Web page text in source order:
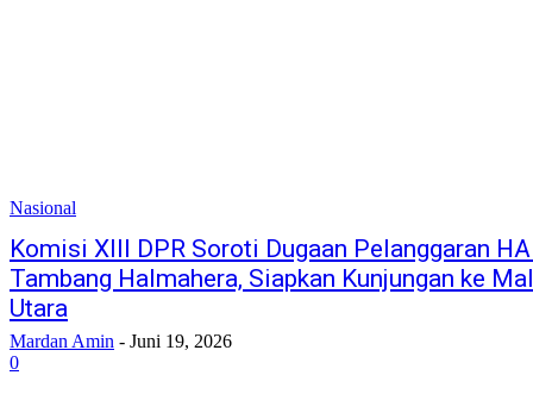
Nasional
Komisi XIII DPR Soroti Dugaan Pelanggaran
Tambang Halmahera, Siapkan Kunjungan ke
Utara
Mardan Amin - Juni 19, 2026
0